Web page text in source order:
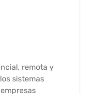
remota y
sistemas